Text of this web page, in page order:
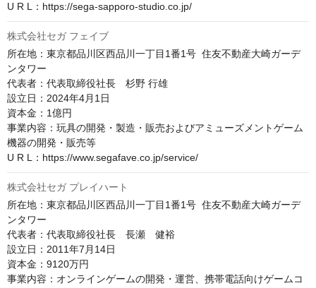
U R L：https://sega-sapporo-studio.co.jp/
株式会社セガ フェイブ
所在地：東京都品川区西品川一丁目1番1号  住友不動産大崎ガーデ
ンタワー
代表者：代表取締役社長　杉野 行雄
設立日：2024年4月1日
資本金：1億円
事業内容：玩具の開発・製造・販売およびアミューズメントゲーム
機器の開発・販売等
U R L：https://www.segafave.co.jp/service/
株式会社セガ プレイハート
所在地：東京都品川区西品川一丁目1番1号  住友不動産大崎ガーデ
ンタワー
代表者：代表取締役社長　長瀬　健裕
設立日：2011年7月14日
資本金：9120万円
事業内容：オンラインゲームの開発・運営、携帯電話向けゲームコ